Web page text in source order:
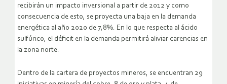
recibirán un impacto inversional a partir de 2012 y como
consecuencia de esto, se proyecta una baja en la demanda
energética al año 2020 de 7,8%. En lo que respecta al ácido
sulfúrico, el déficit en la demanda permitirá aliviar carencias en
la zona norte.
Dentro de la cartera de proyectos mineros, se encuentran 29